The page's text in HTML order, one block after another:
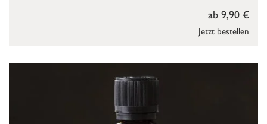
Jetzt bestellen
ab 9,90 €